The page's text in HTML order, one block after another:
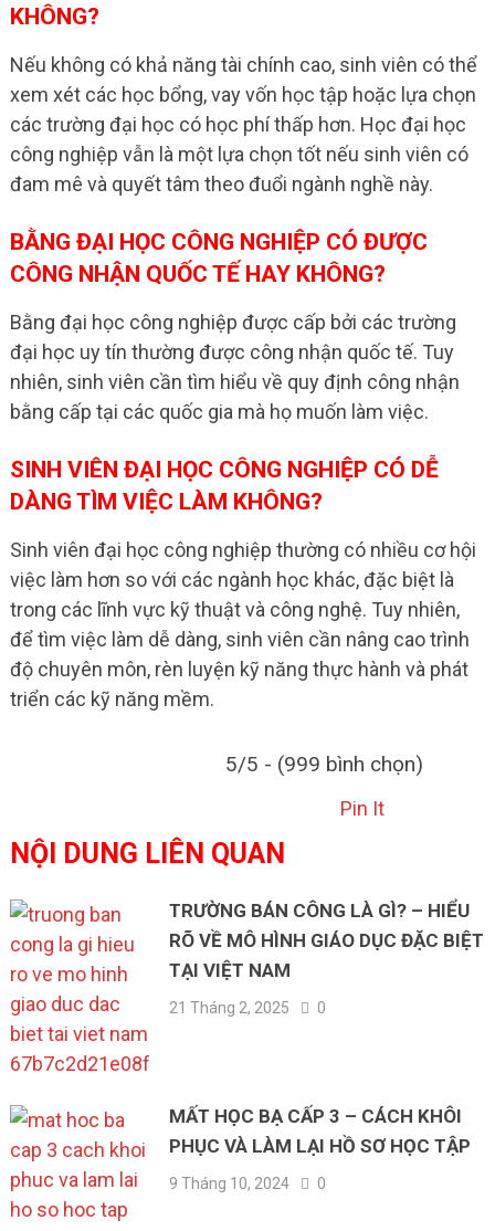
KHÔNG?
Nếu không có khả năng tài chính cao, sinh viên có thể
xem xét các học bổng, vay vốn học tập hoặc lựa chọn
các trường đại học có học phí thấp hơn. Học đại học
công nghiệp vẫn là một lựa chọn tốt nếu sinh viên có
đam mê và quyết tâm theo đuổi ngành nghề này.
BẰNG ĐẠI HỌC CÔNG NGHIỆP CÓ ĐƯỢC
CÔNG NHẬN QUỐC TẾ HAY KHÔNG?
Bằng đại học công nghiệp được cấp bởi các trường
đại học uy tín thường được công nhận quốc tế. Tuy
nhiên, sinh viên cần tìm hiểu về quy định công nhận
bằng cấp tại các quốc gia mà họ muốn làm việc.
SINH VIÊN ĐẠI HỌC CÔNG NGHIỆP CÓ DỄ
DÀNG TÌM VIỆC LÀM KHÔNG?
Sinh viên đại học công nghiệp thường có nhiều cơ hội
việc làm hơn so với các ngành học khác, đặc biệt là
trong các lĩnh vực kỹ thuật và công nghệ. Tuy nhiên,
để tìm việc làm dễ dàng, sinh viên cần nâng cao trình
độ chuyên môn, rèn luyện kỹ năng thực hành và phát
triển các kỹ năng mềm.
5/5 - (999 bình chọn)
Pin It
NỘI DUNG LIÊN QUAN
TRƯỜNG BÁN CÔNG LÀ GÌ? – HIỂU
RÕ VỀ MÔ HÌNH GIÁO DỤC ĐẶC BIỆT
TẠI VIỆT NAM
21 Tháng 2, 2025 0
MẤT HỌC BẠ CẤP 3 – CÁCH KHÔI
PHỤC VÀ LÀM LẠI HỒ SƠ HỌC TẬP
9 Tháng 10, 2024 0